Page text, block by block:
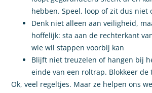
hebben. Speel, loop of zit dus niet
Denk niet alleen aan veiligheid,
hoffelijk: sta aan de rechterkant
wie wil stappen voorbij kan
Blijft niet treuzelen of hangen bij
einde van een roltrap. Blokkeer de
Ok, veel regeltjes. Maar ze helpen ons